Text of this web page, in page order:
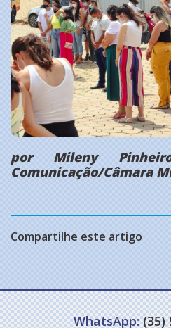
por Mileny
Comunicação/Câmara
Compartilhe este artigo
WhatsApp:(35)